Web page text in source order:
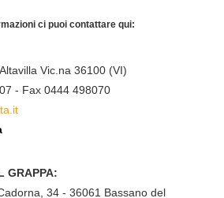
nella NXT Nylon e nella
Cutaway Cutaway: Eko
Tavola: Agathis Fondo e fasce:
Mogano, Low Profile
Palissandro Capotasto: 42mm,
NXT Ponte: Palissandro
EKO G03 with Tuner
ci puoi contattare qui:
Vic.na 36100 (VI)
- Fax 0444 498070
GRAPPA:
34 - 36061 Bassano del